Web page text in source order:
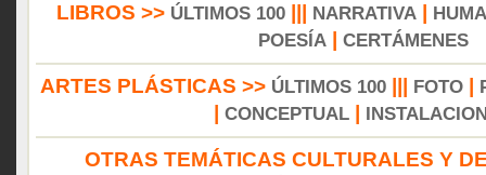
LIBROS >> ÚLTIMOS 100 NARRATIVA
POESÍA| CERTÁMENES
ARTES PLÁSTICAS >> ÚLTIMOS 100 FOTO
CONCEPTUAL
OTRAS TEMÁTICAS CULTURALES Y